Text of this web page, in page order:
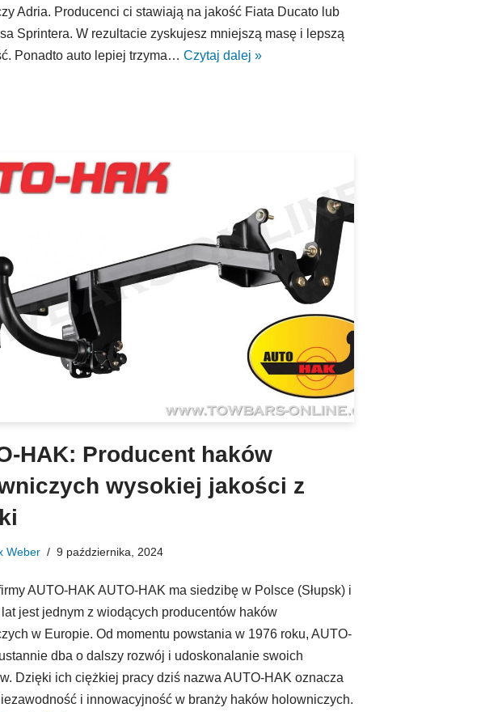
Adria. Producenci ci stawiają na jakość Fiata Ducato lub
Sprintera. W rezultacie zyskujesz mniejszą masę i lepszą
Ponadto auto lepiej trzyma… Czytaj dalej »
HAK: Producent haków
wysokiej jakości z
Weber 9 października, 2024
AUTO-HAK AUTO-HAK ma siedzibę w Polsce (Słupsk) i
jest jednym z wiodących producentów haków
w Europie. Od momentu powstania w 1976 roku, AUTO-
dba o dalszy rozwój i udoskonalanie swoich
Dzięki ich ciężkiej pracy dziś nazwa AUTO-HAK oznacza
i innowacyjność w branży haków holowniczych.